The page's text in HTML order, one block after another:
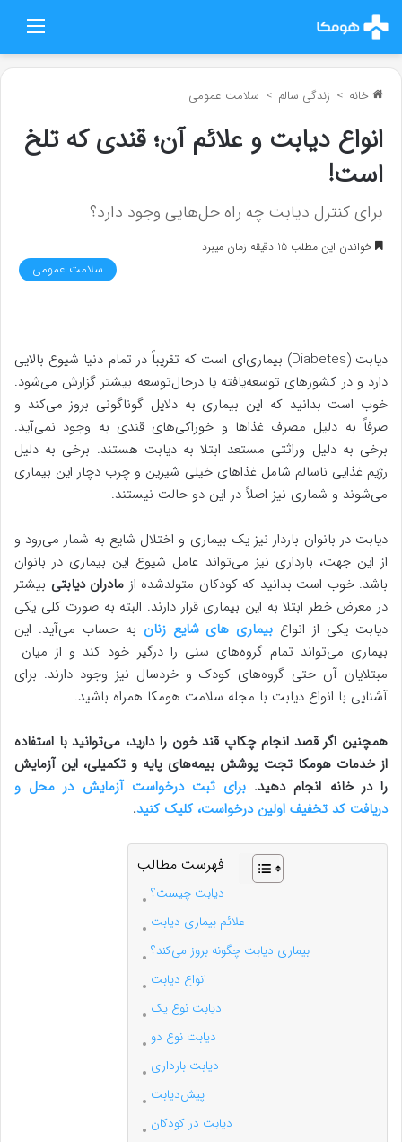
خانه > زندگی سالم > سلامت عمومی
انواع دیابت و علائم آن؛ قندی که تلخ
است!
برای کنترل دیابت چه راه حل‌هایی وجود دارد؟
خواندن این مطلب 15 دقیقه زمان میبرد
سلامت عمومی
دیابت (Diabetes) بیماری‌ای است که تقریباً در تمام دنیا شیوع بالایی
دارد و در کشورهای توسعه‌یافته یا درحال‌توسعه بیشتر گزارش می‌شود.
خوب است بدانید که این بیماری به دلایل گوناگونی بروز می‌کند و
صرفاً به دلیل مصرف غذاها و خوراکی‌های قندی به وجود نمی‌آید.
برخی به دلیل وراثتی مستعد ابتلا به دیابت هستند. برخی به دلیل
رژیم غذایی ناسالم شامل غذاهای خیلی شیرین و چرب دچار این بیماری
می‌شوند و شماری نیز اصلاً در این دو حالت نیستند.
دیابت در بانوان باردار نیز یک بیماری و اختلال شایع به شمار می‌رود و
از این جهت، بارداری نیز می‌تواند عامل شیوع این بیماری در بانوان
باشد. خوب است بدانید که کودکان متولدشده از مادران دیابتی بیشتر
در معرض خطر ابتلا به این بیماری قرار دارند. البته به‌ صورت کلی یکی
دیابت یکی از انواع بیماری های شایع زنان به حساب می‌آید. این
بیماری می‌تواند تمام گروه‌های سنی را درگیر خود کند و از میان
مبتلایان آن حتی گروه‌های کودک و خردسال نیز وجود دارند. برای
آشنایی با انواع دیابت با مجله سلامت هومکا همراه باشید.
همچنین اگر قصد انجام چکاپ قند خون را دارید، می‌توانید با استفاده
از خدمات هومکا تجت پوشش بیمه‌های پایه و تکمیلی، این آزمایش
را در خانه انجام دهید. برای ثبت درخواست آزمایش در محل و
دریافت کد تخفیف اولین درخواست، کلیک کنید.
فهرست مطالب
دیابت چیست؟
علائم بیماری دیابت
بیماری دیابت چگونه بروز می‌کند؟
انواع دیابت
دیابت نوع یک
دیابت نوع دو
دیابت بارداری
پیش‌دیابت
دیابت در کودکان